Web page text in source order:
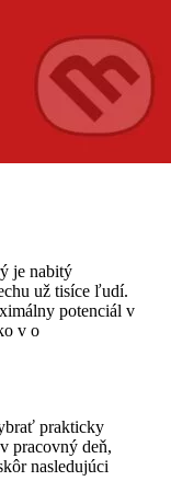
je nabitý
už tisíce ľudí.
potenciál v
v o
prakticky
pracovný deň,
nasledujúci